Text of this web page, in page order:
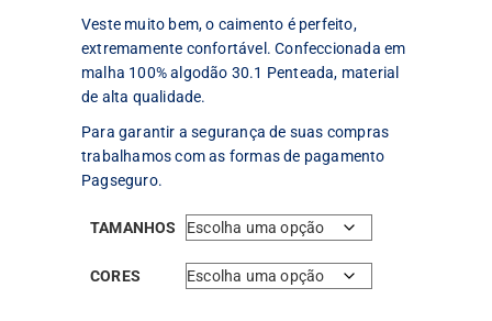
Veste muito bem, o caimento é perfeito,
extremamente confortável. Confeccionada em
malha 100% algodão 30.1 Penteada, material
de alta qualidade.
Para garantir a segurança de suas compras
trabalhamos com as formas de pagamento
Pagseguro.
TAMANHOS
CORES